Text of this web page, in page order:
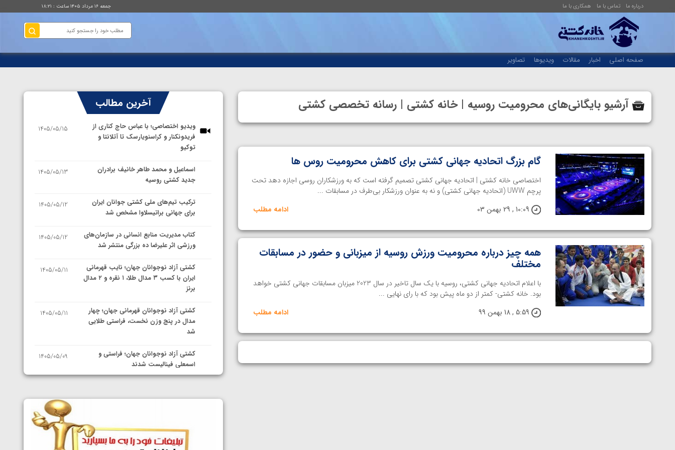
درباره ما تماس با ما همکاری با ما جمعه ۱۶ مرداد ۱۴۰۵ ساعت : ۱۸:۲۱
صفحه اصلی اخبار مقالات ویدیوها تصاویر
آرشیو بایگانی‌های محرومیت روسیه | خانه کشتی | رسانه تخصصی کشتی
گام بزرگ اتحادیه جهانی کشتی برای کاهش محرومیت روس ها
اختصاصی خانه کشتی | اتحادیه جهانی کشتی تصمیم گرفته است که به ورزشکاران روسی اجازه دهد تحت
پرچم UWW (اتحادیه جهانی کشتی) و نه به عنوان ورزشکار بی‌طرف در مسابقات ...
10:09 , 29 بهمن 03
ادامه مطلب
همه چیز درباره محرومیت ورزش روسیه از میزبانی و حضور در مسابقات
مختلف
با اعلام اتحادیه جهانی کشتی، روسیه با یک سال تاخیر در سال 2023 میزبان مسابقات جهانی کشتی خواهد
بود. خانه کشتی- کمتر از دو ماه پیش بود که با رای نهایی ...
5:59 , 18 بهمن 99
ادامه مطلب
آخرین مطالب
ویدیو اختصاصی؛ با عباس حاج کناری از
فریدونکنار و کراسنویارسک تا آتلانتا و
توکیو
1405/05/15
اسماعیل و محمد طاهر خانیف برادران
جدید کشتی روسیه
1405/05/13
ترکیب تیم‌های ملی کشتی جوانان ایران
برای جهانی براتیسلاوا مشخص شد
1405/05/12
کتاب مدیریت منابع انسانی در سازمان‌های
ورزشی اثر علیرضا ده بزرگی منتشر شد
1405/05/12
کشتی آزاد نوجوانان جهان؛ نایب قهرمانی
ایران با کسب ۳ مدال طلا، ۱ نقره و ۲ مدال
برنز
1405/05/11
کشتی آزاد نوجوانان قهرمانی جهان؛ چهار
مدال در پنج وزن نخست، فراستی طلایی
شد
1405/05/11
کشتی آزاد نوجوانان جهان؛ فراستی و
اسمعلی فینالیست شدند
1405/05/09
نمایندگان ایران مشخص شدند
سوم برای ایران
1405/05/07